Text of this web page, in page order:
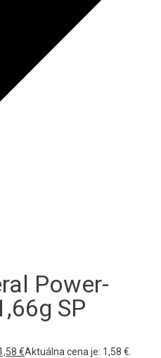
Power-
SP
€Aktuálna cena je: 1,58 €.